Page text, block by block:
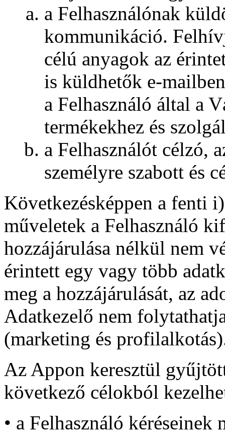
a Felhasználónak
kommunikáció.
célú anyagok az
is küldhetők e-
a Felhasználó által a
termékekhez és
a Felhasználót célzó,
személyre szabott és
Következésképpen a fenti
műveletek a Felhasználó
hozzájárulása nélkül nem
érintett egy vagy több
meg a hozzájárulását, az
Adatkezelő nem
(marketing és
Az Appon keresztül
következő célokból
• a Felhasználó kéréseinek